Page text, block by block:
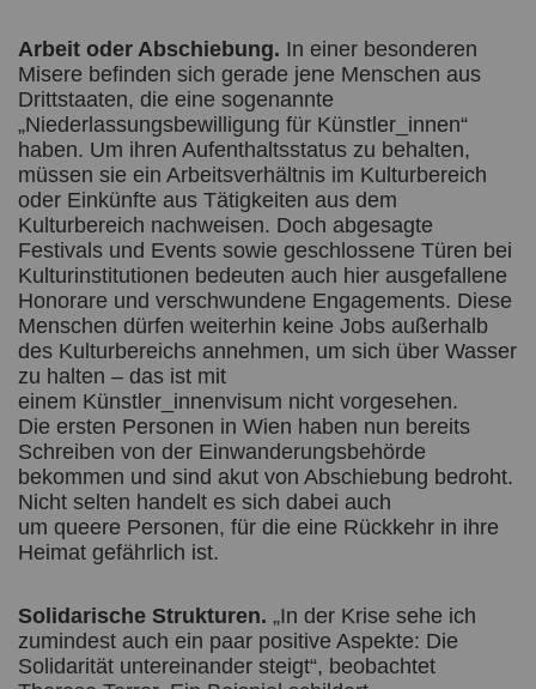
Arbeit oder Abschiebung. In einer besonderen
Misere befinden sich gerade jene Menschen aus
Drittstaaten, die eine sogenannte
„Niederlassungsbewilligung für Künstler_innen“
haben. Um ihren Aufenthaltsstatus zu behalten,
müssen sie ein Arbeitsverhältnis im Kulturbereich
oder Einkünfte aus Tätigkeiten aus dem
Kulturbereich nachweisen. Doch abgesagte
Festivals und Events sowie geschlossene Türen bei
Kulturinstitutionen bedeuten auch hier ausgefallene
Honorare und verschwundene Engagements. Diese
Menschen dürfen weiterhin keine Jobs außerhalb
des Kulturbereichs annehmen, um sich über Wasser
zu halten – das ist mit
einem Künstler_innenvisum nicht vorgesehen.
Die ersten Personen in Wien haben nun bereits
Schreiben von der Einwanderungsbehörde
bekommen und sind akut von Abschiebung bedroht.
Nicht selten handelt es sich dabei auch
um queere Personen, für die eine Rückkehr in ihre
Heimat gefährlich ist.
Solidarische Strukturen. „In der Krise sehe ich
zumindest auch ein paar positive Aspekte: Die
Solidarität untereinander steigt“, beobachtet